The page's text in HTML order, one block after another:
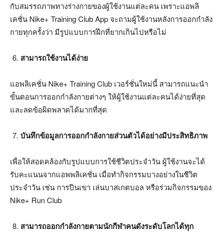
กับสมรรถภาพทางร่างกายของผู้ใช้งานแต่ละคน เพราะแอพลิ
เคชั่น Nike+ Training Club App จะถามผู้ใช้งานหลังการออกกำลัง
กายทุกครั้งว่า มีรูปแบบการฝึกที่ยากเกินไปหรือไม่
สามารถใช้งานได้ง่าย
แอพลิเคชั่น Nike+ Training Club เวอร์ชั่นใหม่นี้ สามารถแนะนำ
ขั้นตอนการออกกำลังกายต่างๆ ให้ผู้ใช้งานแต่ละคนได้ง่ายที่สุด
และลดข้อผิดพลาดได้มากที่สุด
บันทึกข้อมูลการออกกำลังกายส่วนตัวได้อย่างมีประสิทธิภาพ
เพื่อให้สอดคล้องกับรูปแบบการใช้ชีวิตประจำวัน ผู้ใช้งานจะได้
รับคะแนนจากแอพพลิเคชั่น เมื่อทำกิจกรรมบางอย่างในชีวิต
ประจำวัน เช่น การปีนเขา เล่นบาสเกตบอล หรือร่วมกิจกรรมของ
Nike+ Run Club
สามารถออกกำลังกายตามนักกีฬาคนดังระดับโลกได้ทุก